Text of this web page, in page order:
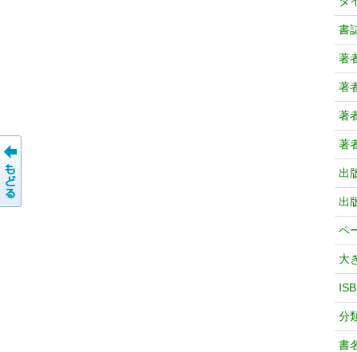
書
著
著
著
著
出
出
ペ
大
分
書